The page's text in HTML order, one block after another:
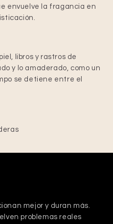
envuelve la fragancia en
libros y rastros de
y lo amaderado, como un
se detiene entre el
mejor y duran más.
problemas reales